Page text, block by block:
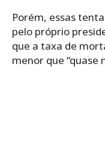
Porém, essas
pelo próprio
que a taxa de
menor que “quase